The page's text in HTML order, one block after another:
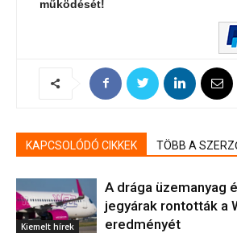
működését!
KAPCSOLÓDÓ CIKKEK TÖBB A
Kiemelt hírek
A drága üzemanyag
jegyárak rontották a
eredményét